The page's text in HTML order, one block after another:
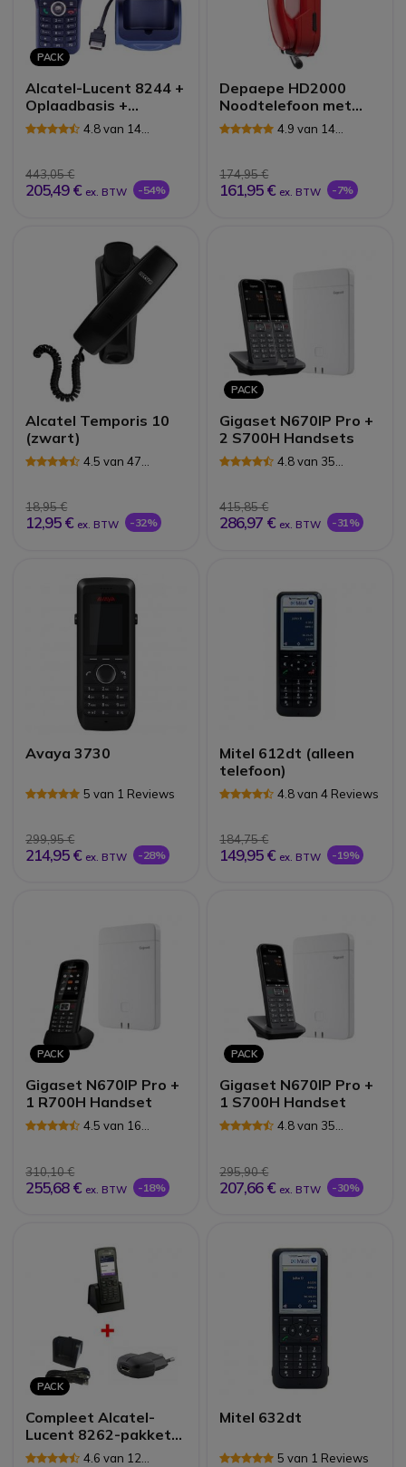
PACK
Alcatel-Lucent 8244 +
Oplaadbasis +
Stroomvoorziening
4.8 van 14
443,05 €
205,49 € ex. BTW -54%
Depaepe HD2000
Noodtelefoon met
één geprogrammeerd
nummer
4.9 van 14
174,95 €
161,95 € ex. BTW -7%
Alcatel Temporis 10
(zwart)
4.5 van 47
18,95 €
12,95 € ex. BTW -32%
PACK
Gigaset N670IP Pro +
2 S700H Handsets
4.8 van 35
415,85 €
286,97 € ex. BTW -31%
Avaya 3730
5 van 1 Reviews
299,95 €
214,95 € ex. BTW -28%
Mitel 612dt (alleen
telefoon)
4.8 van 4 Reviews
184,75 €
149,95 € ex. BTW -19%
PACK
Gigaset N670IP Pro +
1 R700H Handset
4.5 van 16
310,10 €
255,68 € ex. BTW -18%
PACK
Gigaset N670IP Pro +
1 S700H Handset
4.8 van 35
295,90 €
207,66 € ex. BTW -30%
PACK
Compleet Alcatel-
Lucent 8262-pakket
met lader en voeding
4.6 van 12
Mitel 632dt
5 van 1 Reviews